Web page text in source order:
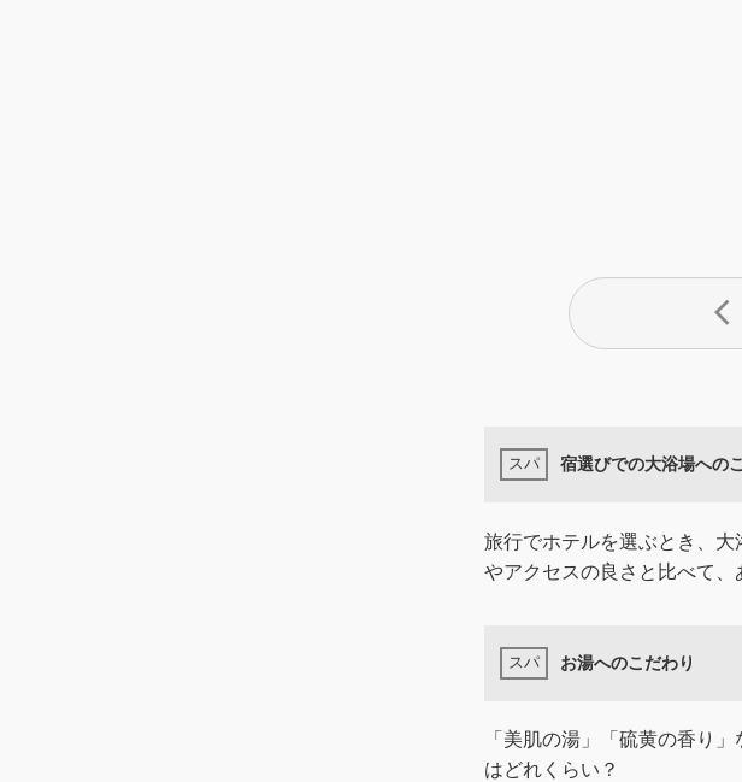
arrow_back_ios
宿選びでの大浴場への
旅行でホテルを選ぶとき、
やアクセスの良さと比べて、
お湯へのこだわり
「美肌の湯」「硫黄の香り
はどれくらい？